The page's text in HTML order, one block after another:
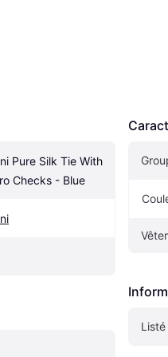
Pure Silk Tie With
Checks - Blue